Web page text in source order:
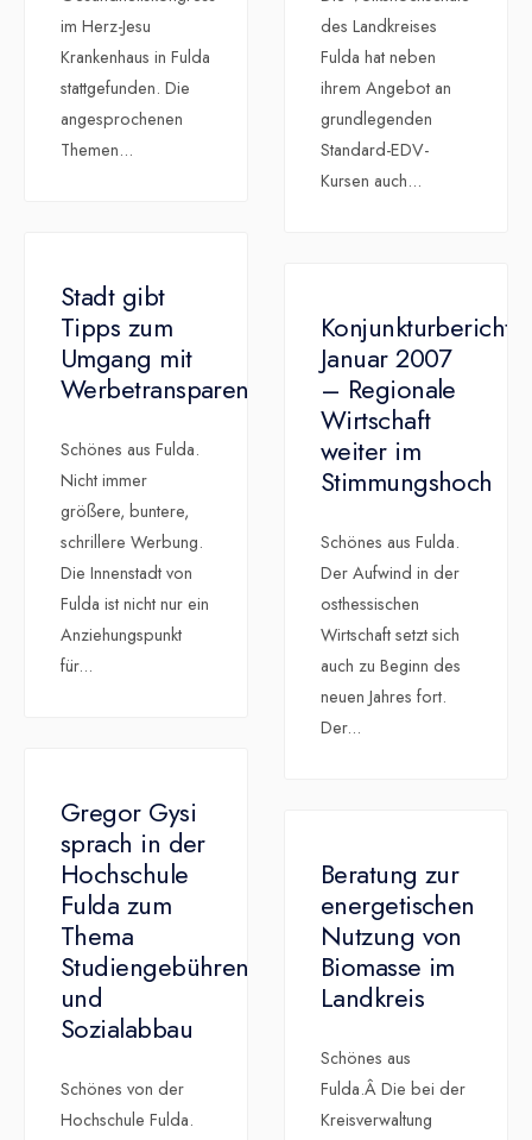
im Herz-Jesu
Krankenhaus in Fulda
stattgefunden. Die
angesprochenen
Themen...
des Landkreises
Fulda hat neben
ihrem Angebot an
grundlegenden
Standard-EDV-
Kursen auch...
Stadt gibt
Tipps zum
Umgang mit
Werbetransparenten
Schönes aus Fulda.
Nicht immer
größere, buntere,
schrillere Werbung.
Die Innenstadt von
Fulda ist nicht nur ein
Anziehungspunkt
für...
Konjunkturbericht
Januar 2007
– Regionale
Wirtschaft
weiter im
Stimmungshoch
Schönes aus Fulda.
Der Aufwind in der
osthessischen
Wirtschaft setzt sich
auch zu Beginn des
neuen Jahres fort.
Der...
Gregor Gysi
sprach in der
Hochschule
Fulda zum
Thema
Studiengebühren
und
Sozialabbau
Schönes von der
Hochschule Fulda.
Beratung zur
energetischen
Nutzung von
Biomasse im
Landkreis
Schönes aus
Fulda.Â Die bei der
Kreisverwaltung